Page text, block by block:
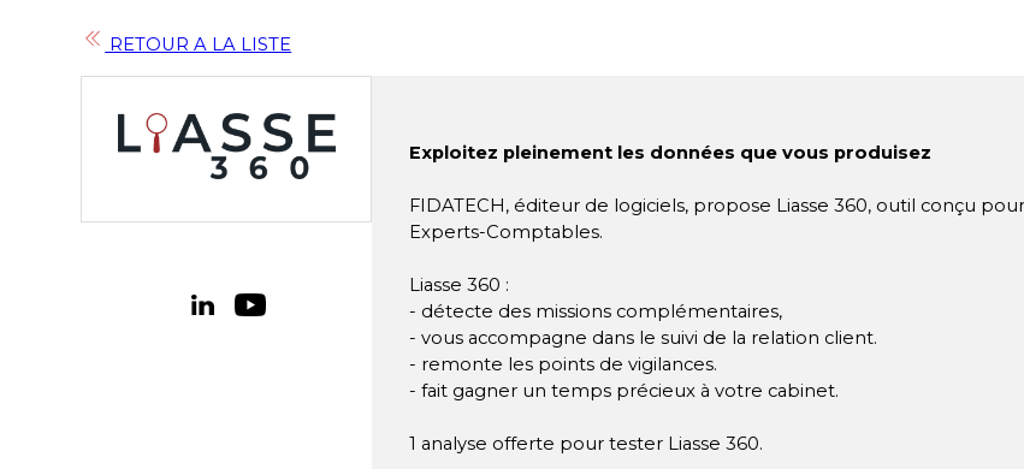
RETOUR A LA LISTE
Exploitez pleinement les données que vous produisez
FIDATECH, éditeur de logiciels, propose Liasse 360, outil conçu
Experts-Comptables.
Liasse 360 :
- détecte des missions complémentaires,
- vous accompagne dans le suivi de la relation client.
- remonte les points de vigilances.
- fait gagner un temps précieux à votre cabinet.
1 analyse offerte pour tester Liasse 360.